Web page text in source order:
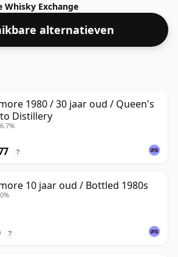
52,6% wordt deze whisky
70cl.
Whisky Exchange
alternatieven
1980 / 30 jaar oud / Queen's
Distillery
?
10 jaar oud / Bottled 1980s
?